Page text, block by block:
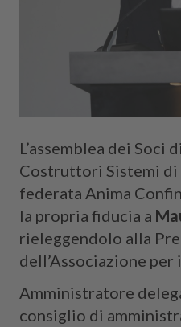
L’assemblea dei Soci
Costruttori Sistemi di
federata Anima
la propria fiducia a
rieleggendolo alla
dell’Associazione
Amministratore
consiglio di